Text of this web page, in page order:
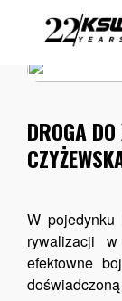
DROGA
W
rywalizacji
efektowne